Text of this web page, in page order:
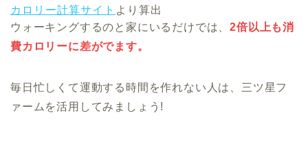
カロリー計算サイト より算出
ウォーキングするのと家にいるだけでは、2倍以上も消
費カロリーに差がでます。
毎日忙しくて運動する時間を作れない人は、三ツ星フ
ァームを活用してみましょう!